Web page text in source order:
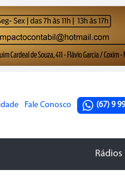
Fale Conosco (67) 9
Rádios